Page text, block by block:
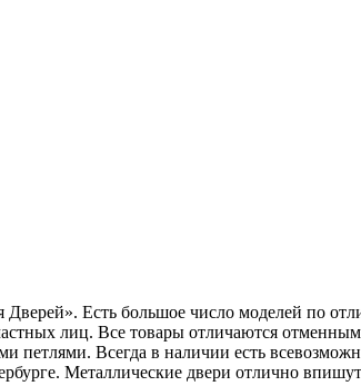
Есть большое число моделей по
лиц. Все товары отличаются
Всегда в наличии есть
Металлические двери отлично